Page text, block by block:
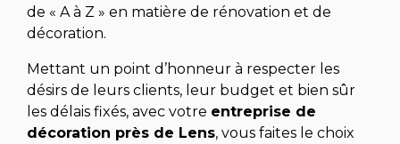
de « A à Z » en matière de rénovation et de
décoration.
Mettant un point d’honneur à respecter les
désirs de leurs clients, leur budget et bien sûr
les délais fixés, avec votre entreprise de
décoration près de Lens, vous faites le choix